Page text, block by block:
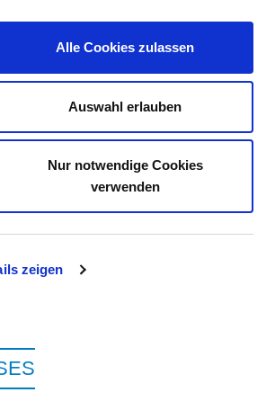
zeigen
Alle Cookies zulassen
Auswahl erlauben
Nur notwendige Cookies
verwenden
IHRE MEINUNG